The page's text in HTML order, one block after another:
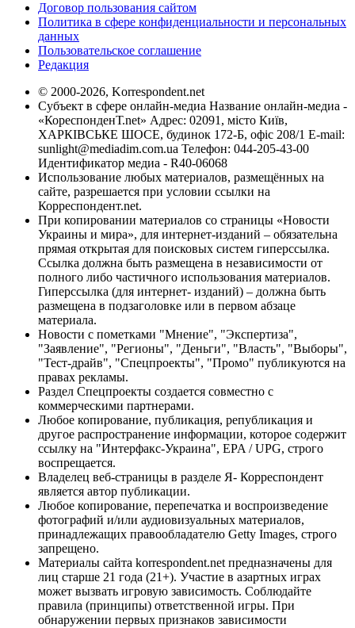
Договор пользования сайтом
Политика в сфере конфиденциальности и персональных
данных
Пользовательское соглашение
Редакция
© 2000-2026, Korrespondent.net
Субъект в сфере онлайн-медиа Название онлайн-медиа -
«КореспонденТ.net» Адрес: 02091, місто Київ,
ХАРКІВСЬКЕ ШОСЕ, будинок 172-Б, офіс 208/1 E-mail:
sunlight@mediadim.com.ua Телефон: 044-205-43-00
Идентификатор медиа - R40-06068
Использование любых материалов, размещённых на
сайте, разрешается при условии ссылки на
Корреспондент.net.
При копировании материалов со страницы «Новости
Украины и мира», для интернет-изданий – обязательна
прямая открытая для поисковых систем гиперссылка.
Ссылка должна быть размещена в независимости от
полного либо частичного использования материалов.
Гиперссылка (для интернет- изданий) – должна быть
размещена в подзаголовке или в первом абзаце
материала.
Новости с пометками "Мнение", "Экспертиза",
"Заявление", "Регионы", "Деньги", "Власть", "Выборы",
"Тест-драйв", "Спецпроекты", "Промо" публикуются на
правах рекламы.
Раздел Спецпроекты создается совместно с
коммерческими партнерами.
Любое копирование, публикация, републикация и
другое распространение информации, которое содержит
ссылку на "Интерфакс-Украина", EPA / UPG, строго
воспрещается.
Владелец веб-страницы в разделе Я- Корреспондент
является автор публикации.
Любое копирование, перепечатка и воспроизведение
фотографий и/или аудиовизуальных материалов,
принадлежащих правообладателю Getty Images, строго
запрещено.
Материалы сайта korrespondent.net предназначены для
лиц старше 21 года (21+). Участие в азартных играх
может вызвать игровую зависимость. Соблюдайте
правила (принципы) ответственной игры. При
обнаружении первых признаков зависимости